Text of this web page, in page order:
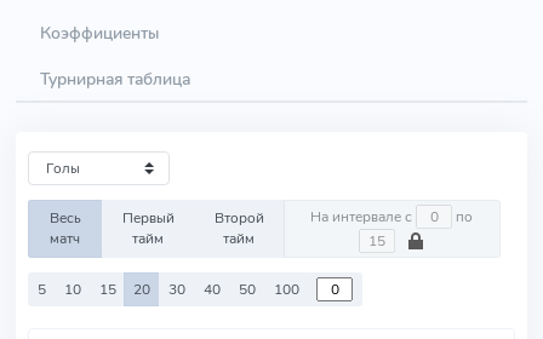
Коэффициенты
Турнирная таблица
Весь
матч
Первый
тайм
Второй
тайм
На интервале с по
5 10 15 20 30 40 50 100